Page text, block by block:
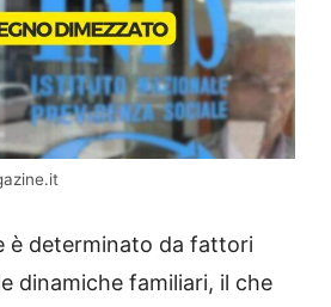
è determinato da fattori
dinamiche familiari, il che